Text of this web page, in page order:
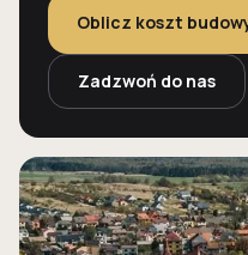
Oblicz koszt
Zadzwoń do nas